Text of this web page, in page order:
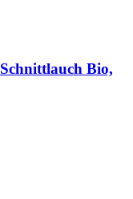
Schnittlauch Bio,